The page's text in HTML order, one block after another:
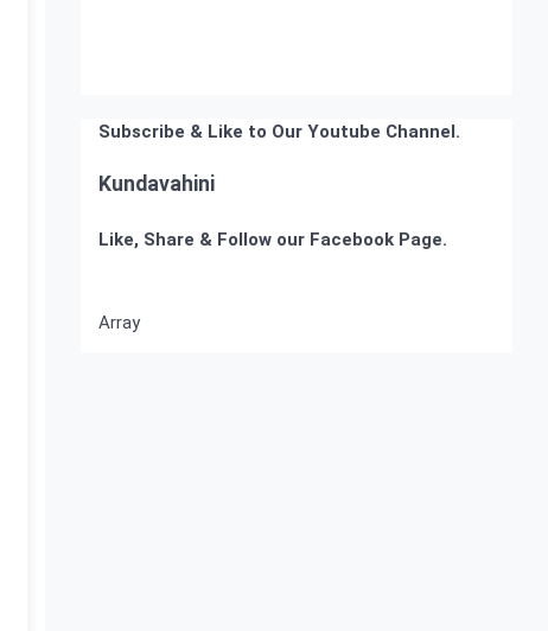
Subscribe & Like to Our Youtube Channel.
Kundavahini
Like, Share & Follow our Facebook Page.
Array